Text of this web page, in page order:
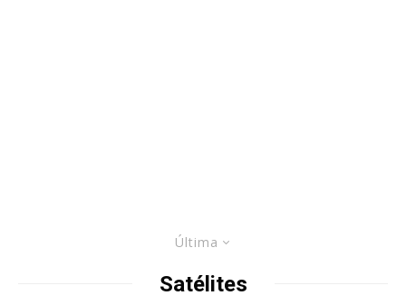
Última
Satélites